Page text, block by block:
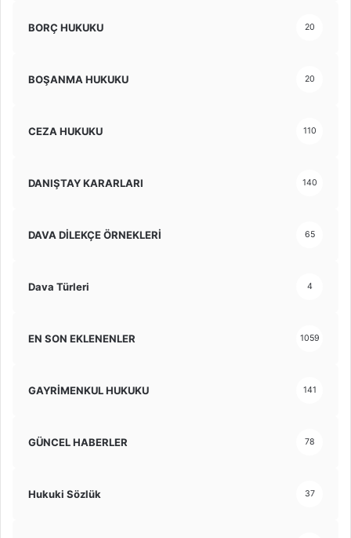
BORÇ HUKUKU 20
BOŞANMA HUKUKU 20
CEZA HUKUKU 110
DANIŞTAY KARARLARI 140
DAVA DİLEKÇE ÖRNEKLERİ 65
Dava Türleri 4
EN SON EKLENENLER 1059
GAYRİMENKUL HUKUKU 141
GÜNCEL HABERLER 78
Hukuki Sözlük 37